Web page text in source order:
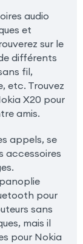
audio
et
sur le
différents
fil,
etc. Trouvez
X20 pour
amis.
appels, se
accessoires
pour
sans
mais il
pour Nokia